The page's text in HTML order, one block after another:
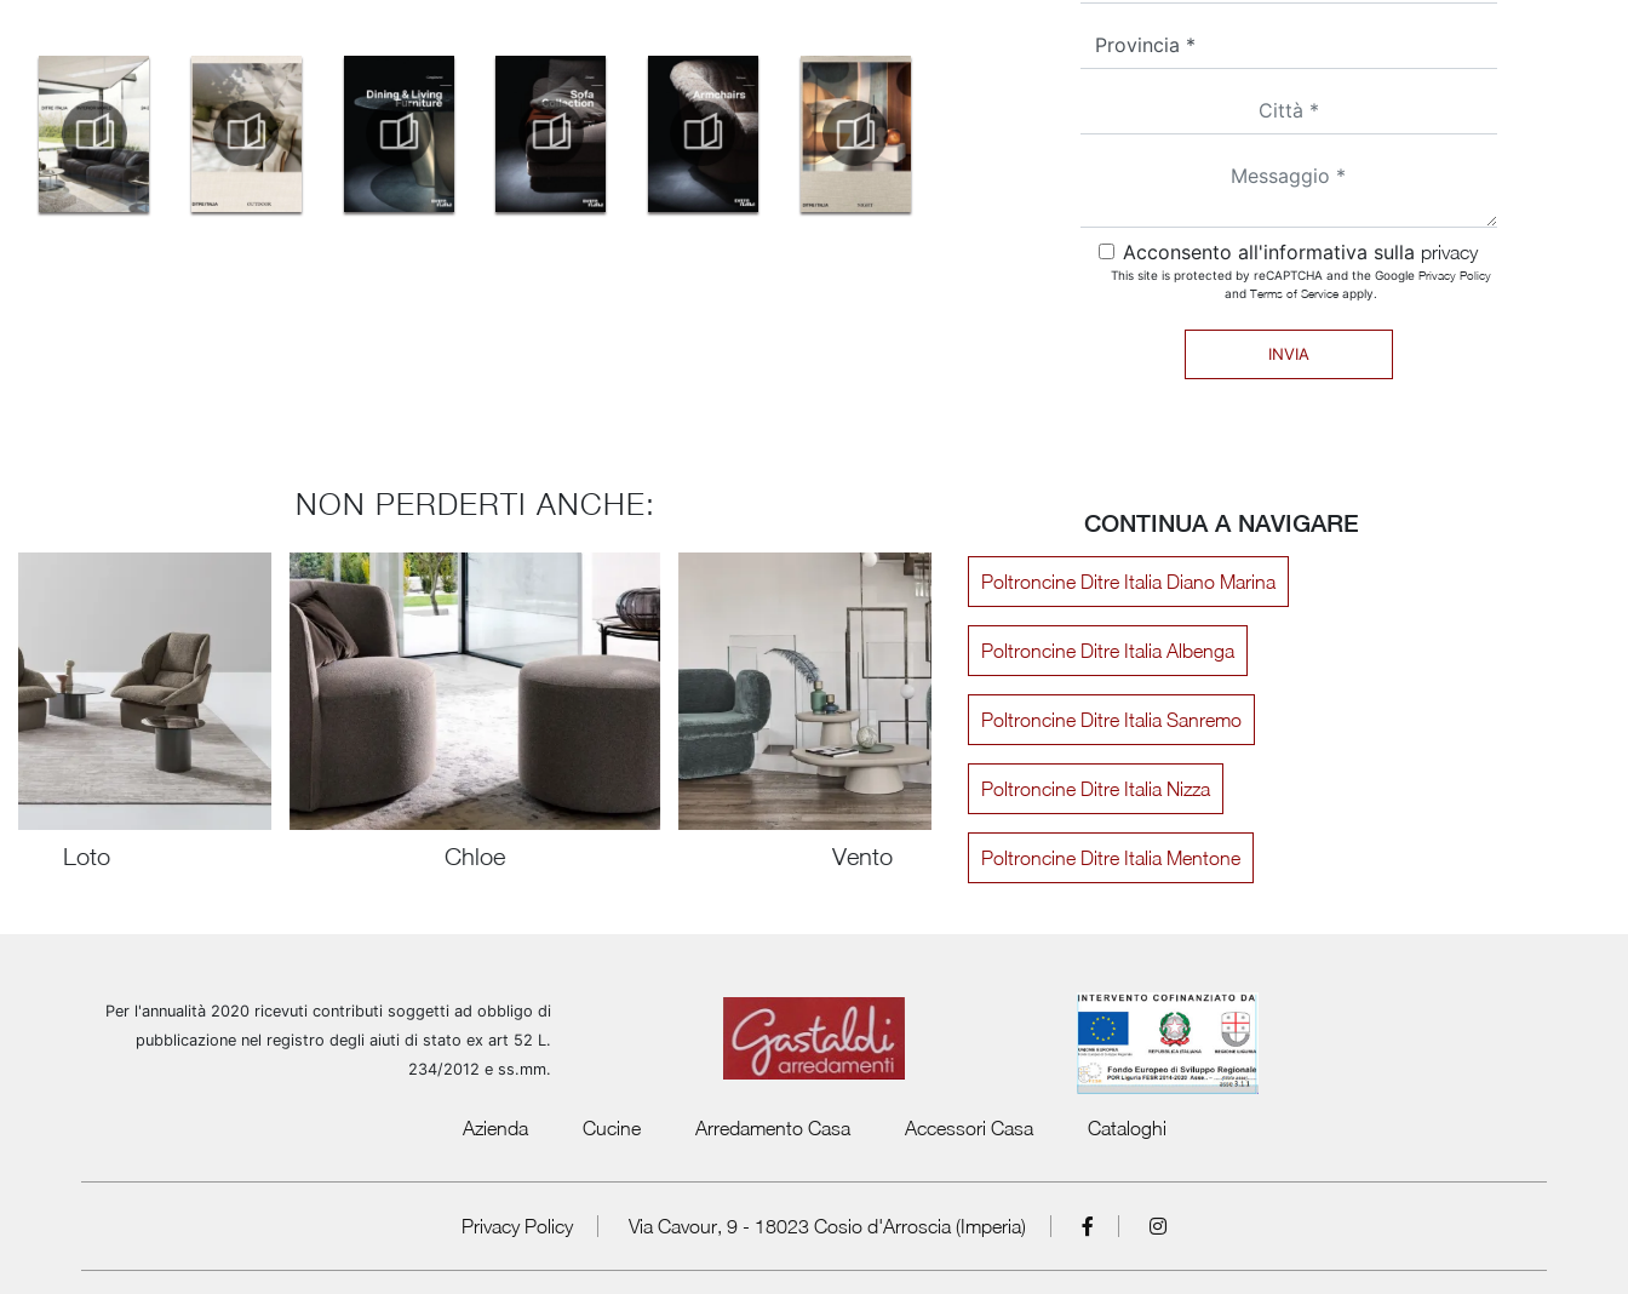
Acconsento all'informativa sulla privacy
This site is protected by reCAPTCHA and the Google Privacy Policy
and Terms of Serviceapply.
INVIA
NON PERDERTI ANCHE:
Loto Chloe Vento Caroline
CONTINUA A NAVIGARE
Poltroncine Ditre Italia Diano Marina
Poltroncine Ditre Italia Albenga
Poltroncine Ditre Italia Sanremo
Poltroncine Ditre Italia Nizza
Poltroncine Ditre Italia Mentone
Per l'annualità 2020 ricevuti contributi soggetti ad obbligo di
pubblicazione nel registro degli aiuti di stato ex art 52 L.
234/2012 e ss.mm.
Azienda Cucine Arredamento Casa Accessori Casa Cataloghi
Privacy Policy Via Cavour, 9 - 18023 Cosio d'Arroscia (Imperia)